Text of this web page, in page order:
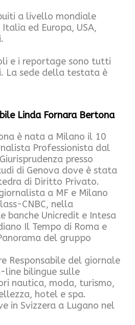
a livello mondiale
ed Europa, USA,
e i reportage sono tutti
La sede della testata è
Linda Fornara Bertona
è nata a Milano il 10
Professionista dal
presso
di Genova dove è stata
di Diritto Privato.
a MF e Milano
CNBC, nella
banche Unicredit e Intesa
Il Tempo di Roma e
del gruppo
Responsabile del giornale
line bilingue sulle
nautica, moda, turismo,
hotel e spa.
in Svizzera a Lugano nel